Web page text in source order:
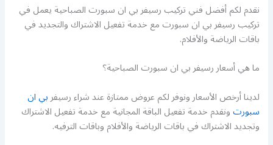
نقدم لكم أفضل فني تركيب رسيفر بي ان سبورت الصباحية يعمل في
تركيب رسيفر بي ان سبورت مع خدمة تفعيل الاشتراك والتجديد في
باقات الرياضة والأفلام.
ما هي أسعار رسيفر بي ان سبورت الصباحية؟
لدينا أرخص الأسعار ونوفر لكم عروض ممتازة عند شراء رسيفربي ان
سبورتونقدم خدمة تفعيل الباقة المجانية مع خدمة تفعيل الاشتراك
وتجديد الاشتراك في باقات الرياضة والأفلام وباقات الترفيه.